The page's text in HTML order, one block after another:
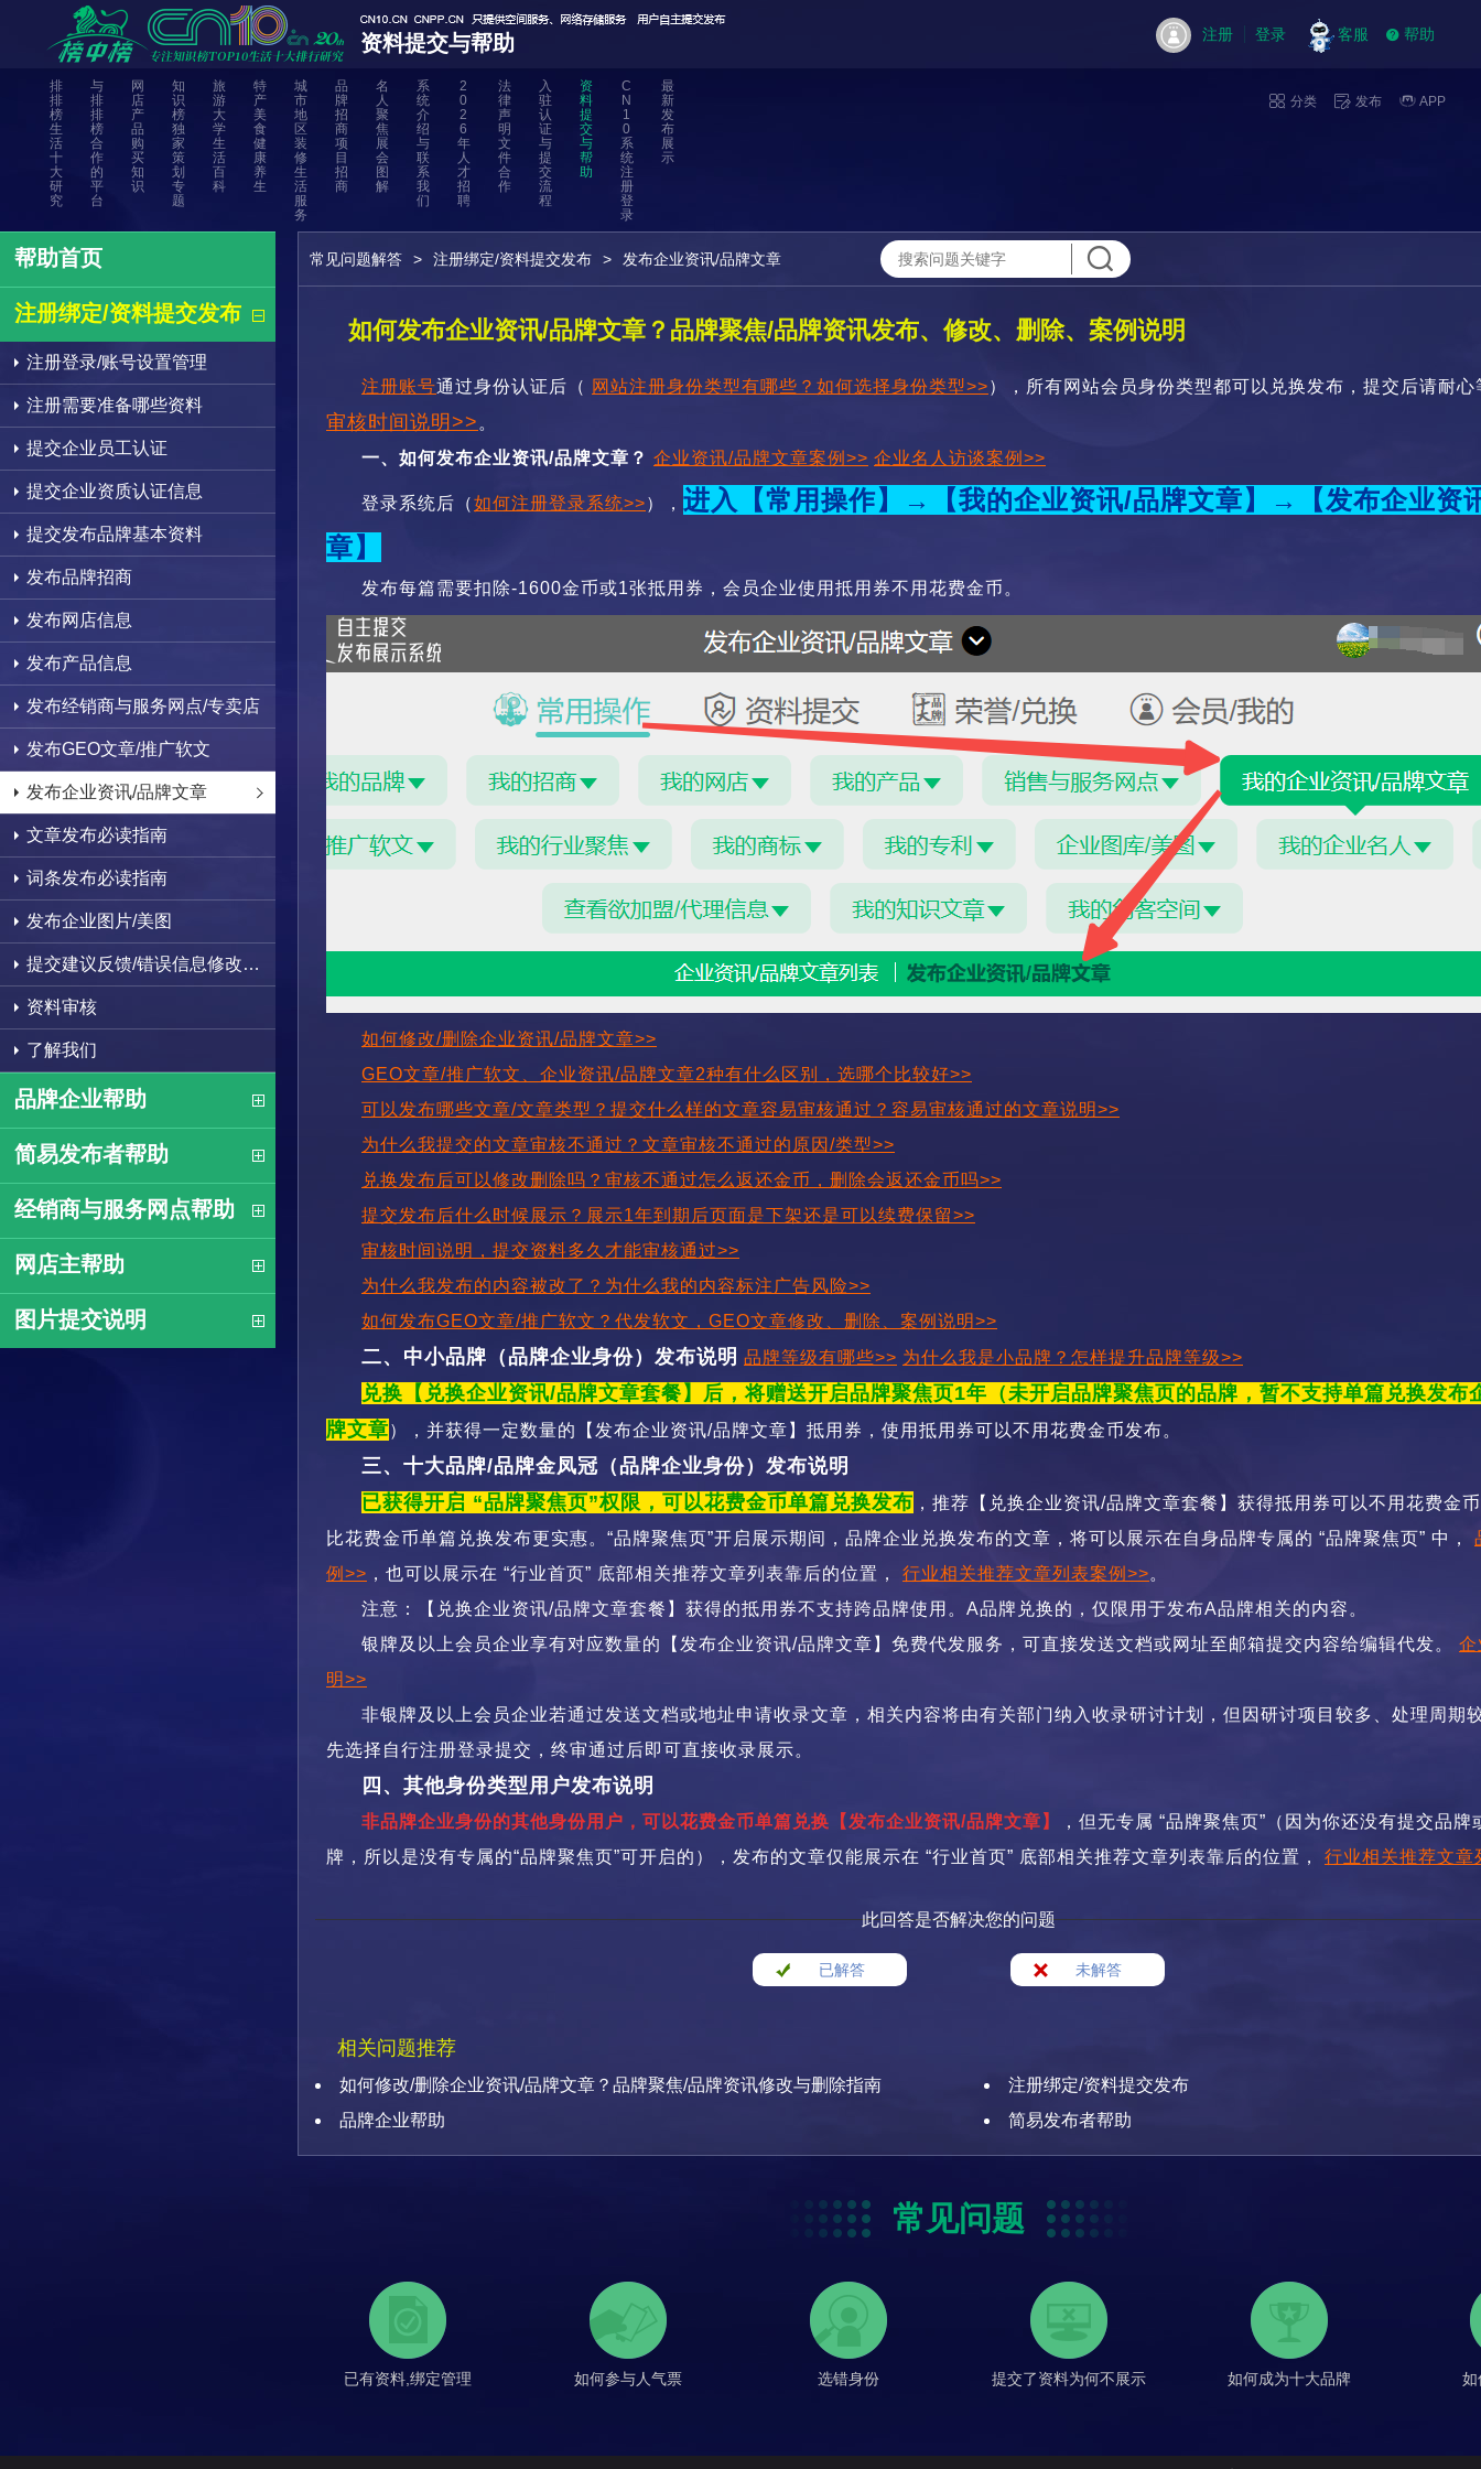
资料提交与帮助 注册 登录 客服 帮助
排
排
榜
生
活
十
大
研
究
与
排
排
榜
合
作
的
平
台
网
店
产
品
购
买
知
识
知
识
榜
独
家
策
划
专
题
旅
游
大
学
生
活
百
科
特
产
美
食
健
康
养
生
城
市
地
区
装
修
生
活
服
务
品
牌
招
商
项
目
招
商
名
人
聚
焦
展
会
图
解
系
统
介
绍
与
联
系
我
们
2
0
2
6
年
人
才
招
聘
法
律
声
明
文
件
合
作
入
驻
认
证
与
提
交
流
程
资
料
提
交
与
帮
助
C
N
1
0
系
统
注
册
登
录
最
新
发
布
展
示
分类 发布 APP
帮助首页
注册绑定/资料提交发布
注册登录/账号设置管理
注册需要准备哪些资料
提交企业员工认证
提交企业资质认证信息
提交发布品牌基本资料
发布品牌招商
发布网店信息
发布产品信息
发布经销商与服务网点/专卖店
发布GEO文章/推广软文
发布企业资讯/品牌文章
文章发布必读指南
词条发布必读指南
发布企业图片/美图
提交建议反馈/错误信息修改删除
资料审核
了解我们
品牌企业帮助
简易发布者帮助
经销商与服务网点帮助
网店主帮助
图片提交说明
常见问题解答 > 注册绑定/资料提交发布 > 发布企业资讯/品牌文章
如何发布企业资讯/品牌文章？品牌聚焦/品牌资讯发布、修改、删除、案例说明
注册账号通过身份认证 后（ 网站注册身份类型有哪些？如何选择身份类型>>） ， 所有网站会员身份类型都可以兑换发布 ，提交后请耐心
审核时间说明>> 。
一、如何发布企业资讯/品牌文章？ 企业资讯/品牌文章案例>> 企业名人访谈案例>>
登录系统后（如何注册登录系统>>）， 进入
【常用操作】→【我的企业资讯/品牌文章】→【发布企业资
章】
发布每篇需要扣除-1600金币或1张抵用券， 会员企业使用抵用券不用花费金币。
如何修改/删除企业资讯/品牌文章>>
GEO文章/推广软文、企业资讯/品牌文章2种有什么区别，选哪个比较好>>
可以发布哪些文章/文章类型？提交什么样的文章容易审核通过？容易审核通过的文章说明>>
为什么我提交的文章审核不通过？文章审核不通过的原因/类型>>
兑换发布后可以修改删除吗？审核不通过怎么返还金币，删除会返还金币吗>>
提交发布后什么时候展示？展示1年到期后页面是下架还是可以续费保留>>
审核时间说明，提交资料多久才能审核通过>>
为什么我发布的内容被改了？为什么我的内容标注广告风险>>
如何发布GEO文章/推广软文？代发软文，GEO文章修改、删除、案例说明>>
二、中小品牌（品牌企业身份）发布说明 品牌等级有哪些>> 为什么我是小品牌？怎样提升品牌等级>>
兑换【兑换企业资讯/品牌文章套餐】后，将赠送开启品牌聚焦页1年（未开启品牌聚焦页的品牌，暂不支持单篇兑换发布
牌文章），并获得一定数量的【发布企业资讯/品牌文章】抵用券，使用抵用券可以不用花费金币发布。
三、十大品牌/品牌金凤冠（品牌企业身份）发布说明
已获得开启 “品牌聚焦页”权限，可以花费金币单篇兑换发布 ，推荐 【兑换企业资讯/品牌文章套餐】获得抵用券可以不用花费金
比花费金币单篇兑换发布更实惠。“品牌聚焦页”开启展示期间，品牌企业兑换发布的文章，将可以展示在自身品牌专属的 “品牌聚焦页” 中，
例>> ，也可以展示在 “行业首页” 底部相关推荐文章列表靠后的位置， 行业相关推荐文章列表案例>>。
注意：【兑换企业资讯/品牌文章套餐】获得的抵用券不支持跨品牌使用。A品牌兑换的，仅限用于发布A品牌相关的内容。
银牌及以上会员企业享有对应数量的【发布企业资讯/品牌文章】免费代发服务，可直接发送文档或网址至邮箱提交内容给编辑代发。
明>>
非银牌及以上会员企业若通过发送文档或地址申请收录文章，相关内容将由有关部门纳入收录研讨计划，但因研讨项目较多、处理周期
先选择自行注册登录提交，终审通过后即可直接收录展示。
四、其他身份类型用户发布说明
非品牌企业身份的其他身份用户， 可以花费金币单篇兑换 【发布企业资讯/品牌文章】
，但无专属 “品牌聚焦页”（因为你还没有提交品牌
牌，所以是没有专属的“品牌聚焦页”可开启的），发布的文章仅能展示在 “行业首页” 底部相关推荐文章列表靠后的位置， 行业相关推荐文章
此回答是否解决您的问题
已解答 未解答
相关问题推荐
如何修改/删除企业资讯/品牌文章？品牌聚焦/品牌资讯修改与删除指南
注册绑定/资料提交发布
品牌企业帮助
简易发布者帮助
常见问题
已有资料,绑定管理 如何参与人气票 选错身份 提交了资料为何不展示 如何成为十大品牌